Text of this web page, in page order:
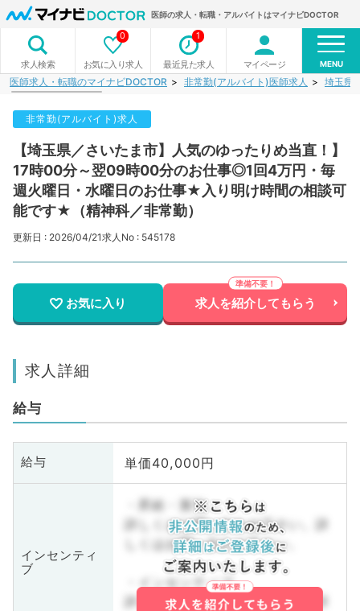
医師の求人・転職・アルバイトはマイナビDOCTOR
求人検索 お気に入り求人
0
最近見た求人
1
マイページ MENU
医師求人・転職のマイナビDOCTOR 非常勤(アルバイト)医師求人 埼玉県
非常勤(アルバイト)求人
【埼玉県／さいたま市】人気のゆったりめ当直！】
17時00分～翌09時00分のお仕事◎1回4万円・毎
週火曜日・水曜日のお仕事★入り明け時間の相談可
能です★（精神科／非常勤）
更新日 : 2026/04/21求人No : 545178
お気に入り 求人を紹介してもらう
求人詳細
給与
給与 単価40,000円
インセンティ
ブ
・昇給・賞与
詳しくはお問い合わせ下さい。詳
しくはお問い合わせ下さい。
・インセンティブ
詳しくはお問い合わせ下さい。詳